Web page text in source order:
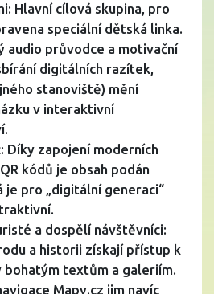
Hlavní cílová skupina, pro
speciální dětská linka.
audio průvodce a motivační
digitálních razítek,
stanoviště) mění
v interaktivní
Díky zapojení moderních
kódů je obsah podán
pro „digitální generaci“
a dospělí návštěvníci:
a historii získají přístup k
textům a galeriím.
Mapy.cz jim navíc